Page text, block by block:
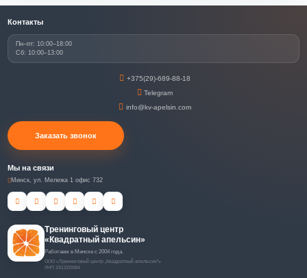
Тренинговый центр
«Квадратный апельсин»
Работаем в Минске с 2004 года.
ООО «Тренинговый центр „Квадратный апельсин“»
УНП 191320084
Контакты
+375(29)-689-88-18
Telegram
info@kv-apelsin.com
Заказать звонок
Пн–пт: 10:00–18:00
Сб: 10:00–13:00
Мы на связи
Минск, ул. Мележа 1 офис 732